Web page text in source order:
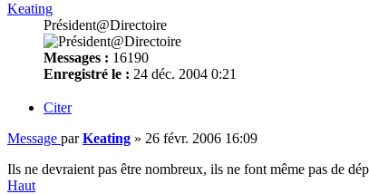
Keating
Président@Directoire
Messages : 16190
Enregistré le : 24 déc. 2004 0:21
Citer
Message parKeating » 26 févr. 2006 16:09
Ils ne devraient pas être nombreux, ils ne font même pas de
Haut